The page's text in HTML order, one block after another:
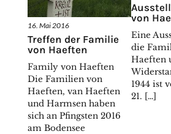
16. Mai 2016
Treffen der Familie
von Haeften
Family von Haeften
Die Familien von
Haeften, van Haeften
und Harmsen haben
sich an Pfingsten 2016
am Bodensee
von
Eine
die
Haeften
1944 ist
21. […]